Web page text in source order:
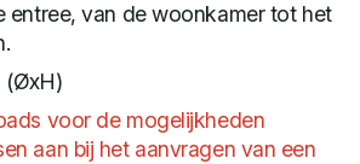
entree, van de woonkamer tot het
(ØxH)
voor de mogelijkheden
aan bij het aanvragen van een